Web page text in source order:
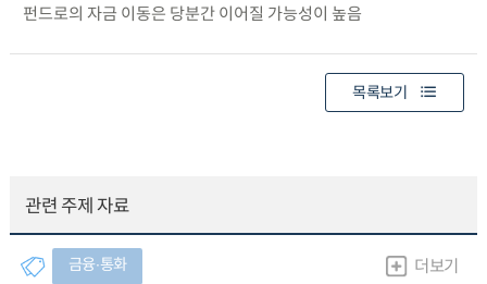
펀드로의 자금 이동은 당분간 이어질 가능성이 높음
목록보기
관련 주제 자료
금융∙통화 더보기